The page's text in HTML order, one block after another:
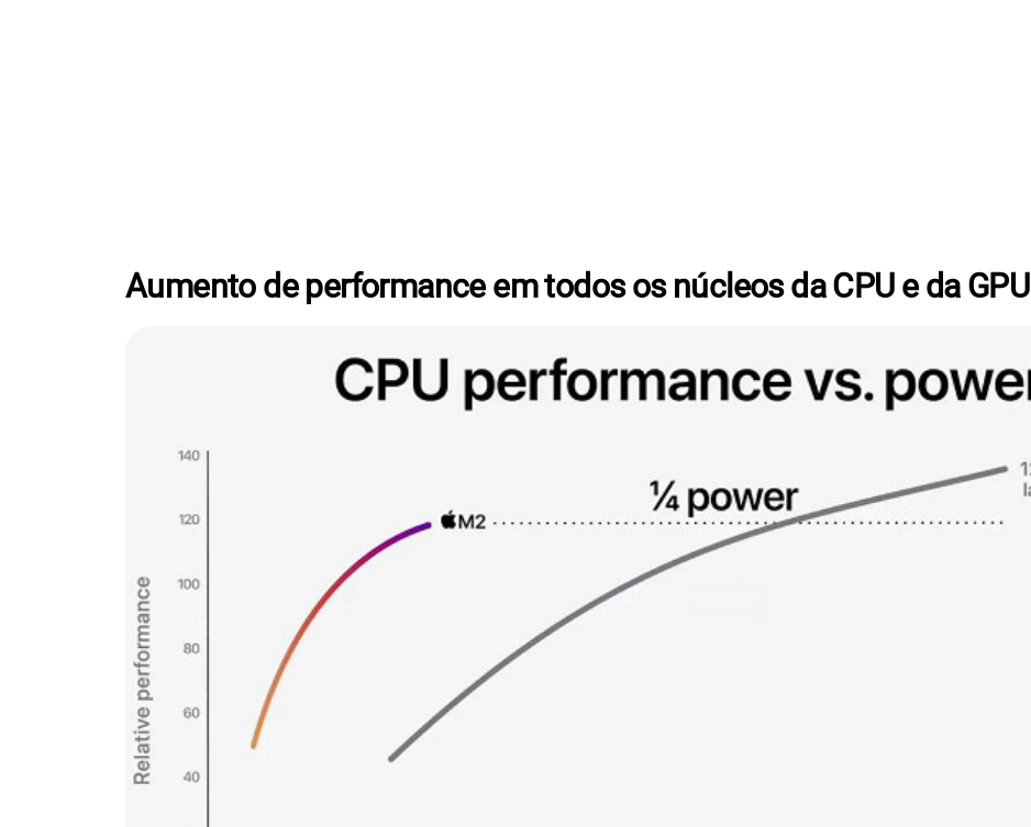
Aumento de performance em todos os núcleos da CPU e da GPU